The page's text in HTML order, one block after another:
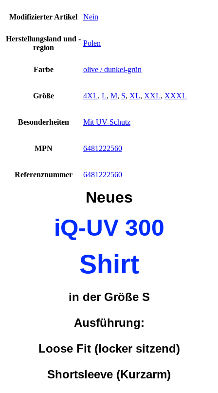
Modifizierter Artikel Nein
Herstellungsland und -
region
Polen
Farbe olive / dunkel-grün
Größe 4XL, L, M, S, XL, XXL, XXXL
Besonderheiten Mit UV-Schutz
MPN 6481222560
Referenznummer 6481222560
Neues
iQ-UV 300
Shirt
in der Größe S
Ausführung:
Loose Fit (locker sitzend)
Shortsleeve (Kurzarm)